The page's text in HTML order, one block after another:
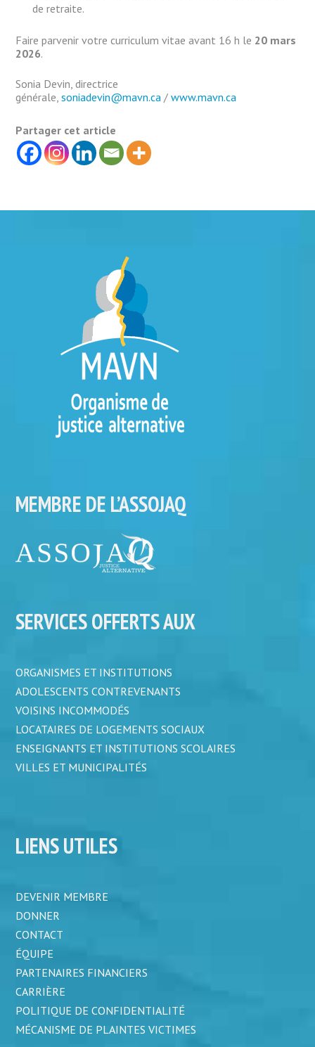
de retraite.
Faire parvenir votre curriculum vitae avant 16 h le 20 mars
2026.
Sonia Devin, directrice
générale,soniadevin@mavn.ca /www.mavn.ca
Partager cet article
MEMBRE DE L’ASSOJAQ
SERVICES OFFERTS AUX
ORGANISMES ET INSTITUTIONS
ADOLESCENTS CONTREVENANTS
VOISINS INCOMMODÉS
LOCATAIRES DE LOGEMENTS SOCIAUX
ENSEIGNANTS ET INSTITUTIONS SCOLAIRES
VILLES ET MUNICIPALITÉS
LIENS UTILES
DEVENIR MEMBRE
DONNER
CONTACT
ÉQUIPE
PARTENAIRES FINANCIERS
CARRIÈRE
POLITIQUE DE CONFIDENTIALITÉ
MÉCANISME DE PLAINTES VICTIMES